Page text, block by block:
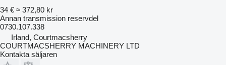
34 € ≈ 372,80 kr
Annan transmission reservdel
0730.107.338
Irland, Courtmacsherry
COURTMACSHERRY MACHINERY LTD
Kontakta säljaren